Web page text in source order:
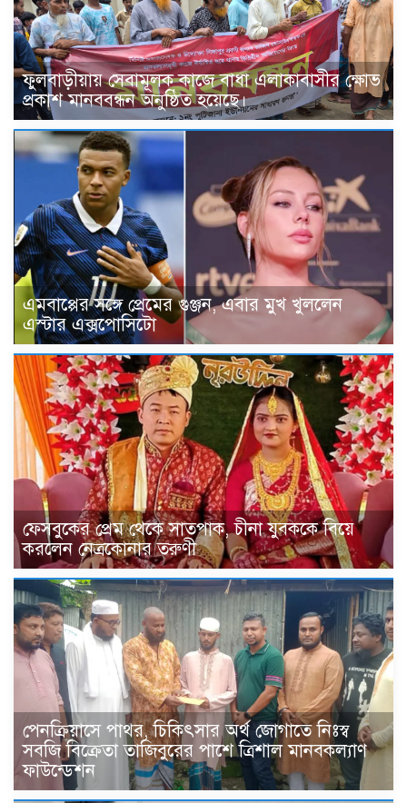
ফুলবাড়ীয়ায় সেবামূলক কাজে বাধা এলাকাবাসীর ক্ষোভ
প্রকাশ মানববন্ধন অনুষ্ঠিত হয়েছে।
এমবাপ্পের সঙ্গে প্রেমের গুঞ্জন, এবার মুখ খুললেন
এস্টার এক্সপোসিটো
ফেসবুকের প্রেম থেকে সাতপাক, চীনা যুবককে বিয়ে
করলেন নেত্রকোনার তরুণী
পেনক্রিয়াসে পাথর, চিকিৎসার অর্থ জোগাতে নিঃস্ব
সবজি বিক্রেতা তাজিবুরের পাশে ত্রিশাল মানবকল্যাণ
ফাউন্ডেশন